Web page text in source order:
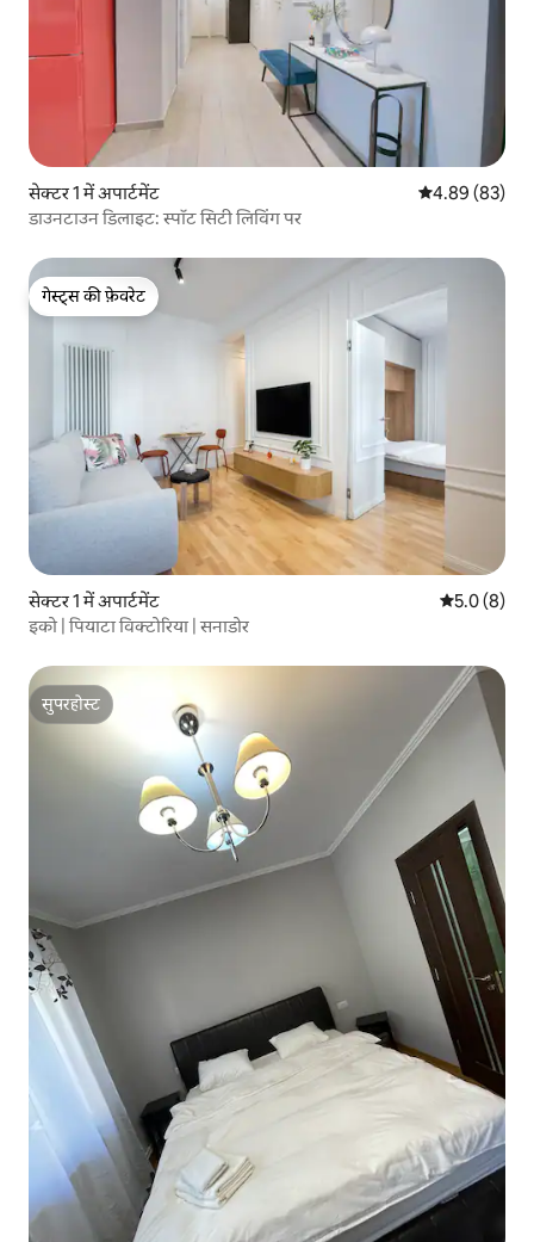
सेक्टर 1 में अपार्टमेंट औसत रेटिंग 5 में
4.89 (83)
डाउनटाउन डिलाइट: स्पॉट सिटी लिविंग पर
गेस्ट्स की फ़ेवरेट
गेस्ट्स की फ़ेवरेट
सेक्टर 1 में अपार्टमेंट औसत रेटिंग 5
5.0 (8)
इको | पियाटा विक्टोरिया | सनाडोर
सुपरहोस्ट
सुपरहोस्ट